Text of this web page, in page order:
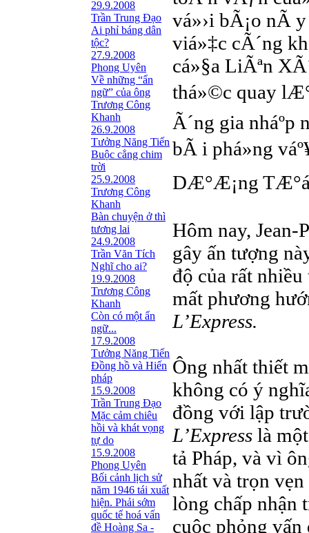
29.9.2008
Trần Trung Đạo
Ai phỉ báng dân
tộc?
27.9.2008
Phong Uyên
Về những “ẩn
ngữ” của ông
Trương Công
Khanh
26.9.2008
Tưởng Năng Tiến
Buộc cẳng chim
trời
25.9.2008
Trương Công
Khanh
Bàn chuyện ở thì
tương lai
24.9.2008
Trần Văn Tích
Nghĩ cho ai?
19.9.2008
Trương Công
Khanh
Còn có một ẩn
ngữ...
17.9.2008
Tưởng Năng Tiến
Đồng hồ và Hiến
pháp
15.9.2008
Trần Trung Đạo
Mặc cảm chiêu
hồi và khát vọng
tự do
15.9.2008
Phong Uyên
Bối cảnh lịch sử
năm 1946 tái xuất
hiện. Phải sớm
quốc tế hoá vấn
đề Hoàng Sa -
vá»›i bÃ¡o nÃ
viá»‡c cÃ´ng
cá»§a LiÃªn
thá»©c quay
Ã´ng gia nháº­p
bÃ i phá»ng
DÆ°Æ¡ng
Hôm nay, Jean-
gây ấn tượng
độ của rất
mất phương
L’Express.
Ông nhất thiết
không có ý
đồng với lập
L’Express là
tả Pháp, và vì
nhất và trọn
lòng chấp nhận
cuộc phỏng